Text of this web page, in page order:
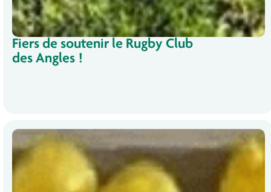
Fiers de soutenir le Rugby Club
des Angles !